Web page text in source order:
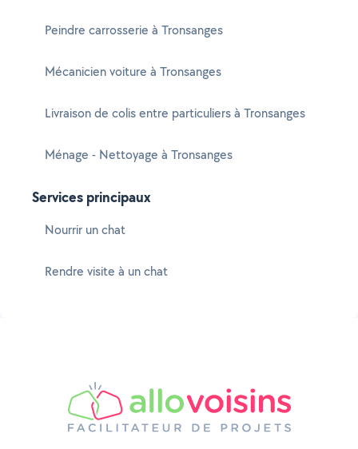
Peindre carrosserie à Tronsanges
Mécanicien voiture à Tronsanges
Livraison de colis entre particuliers à Tronsanges
Ménage - Nettoyage à Tronsanges
Services principaux
Nourrir un chat
Rendre visite à un chat